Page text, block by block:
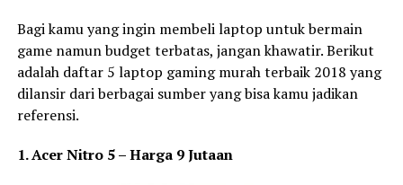
Bagi kamu yang ingin membeli laptop untuk bermain
game namun budget terbatas, jangan khawatir. Berikut
adalah daftar 5 laptop gaming murah terbaik 2018 yang
dilansir dari berbagai sumber yang bisa kamu jadikan
referensi.
1. Acer Nitro 5 – Harga 9 Jutaan